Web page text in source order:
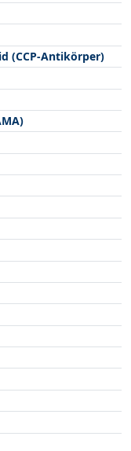
(CCP-Antikörper)